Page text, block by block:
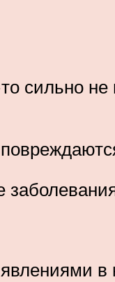
сильно
в